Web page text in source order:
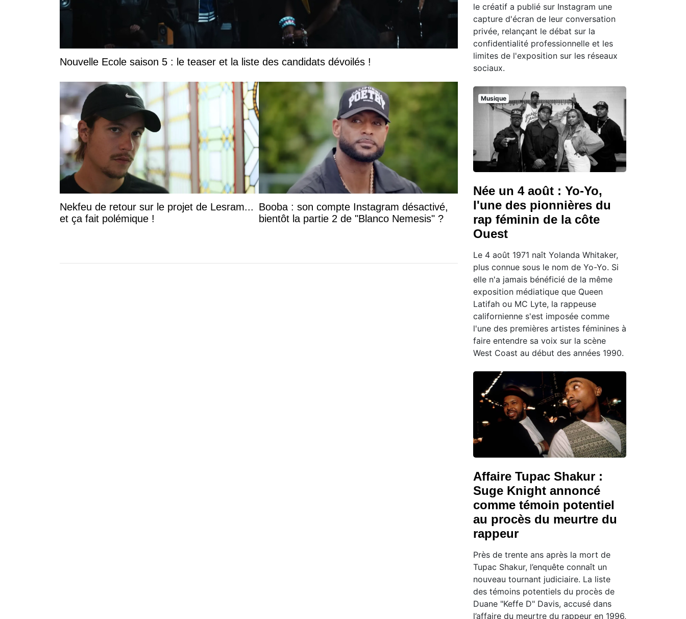
Nouvelle Ecole saison 5 : le teaser et la liste des candidats dévoilés !
Nekfeu de retour sur le projet de Lesram...
et ça fait polémique !
Booba : son compte Instagram désactivé,
bientôt la partie 2 de "Blanco Nemesis" ?
le créatif a publié sur Instagram une
capture d'écran de leur conversation
privée, relançant le débat sur la
confidentialité professionnelle et les
limites de l'exposition sur les réseaux
sociaux.
Musique
Née un 4 août : Yo-Yo,
l'une des pionnières du
rap féminin de la côte
Ouest
Le 4 août 1971 naît Yolanda Whitaker,
plus connue sous le nom de Yo-Yo. Si
elle n'a jamais bénéficié de la même
exposition médiatique que Queen
Latifah ou MC Lyte, la rappeuse
californienne s'est imposée comme
l'une des premières artistes féminines à
faire entendre sa voix sur la scène
West Coast au début des années 1990.
Affaire Tupac Shakur :
Suge Knight annoncé
comme témoin potentiel
au procès du meurtre du
rappeur
Près de trente ans après la mort de
Tupac Shakur, l’enquête connaît un
nouveau tournant judiciaire. La liste
des témoins potentiels du procès de
Duane "Keffe D" Davis, accusé dans
l’affaire du meurtre du rappeur en 1996,